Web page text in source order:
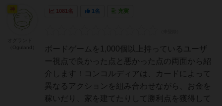
1081名 1名 充実
ボードゲームを1,000個以上持っているユーザ
ー視点で良かった点と悪かった点の両面から紹
介します！コンコルディアは、カードによって
異なるアクションを組み合わせながら、お金を
稼いだり、家を建てたりして勝利点を獲得して